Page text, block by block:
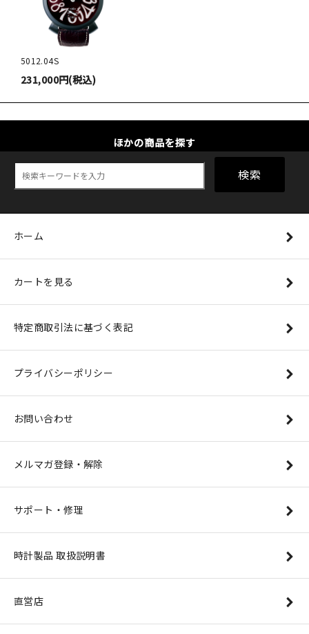
5012.04S
231,000円(税込)
ほかの商品を探す
検索
ホーム
カートを見る
特定商取引法に基づく表記
プライバシーポリシー
お問い合わせ
メルマガ登録・解除
サポート・修理
時計製品 取扱説明書
直営店